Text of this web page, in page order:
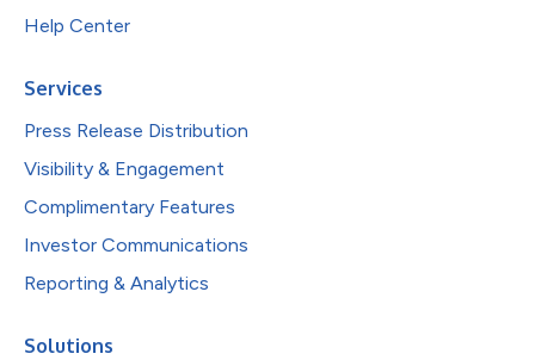
Help Center
Services
Press Release Distribution
Visibility & Engagement
Complimentary Features
Investor Communications
Reporting & Analytics
Solutions